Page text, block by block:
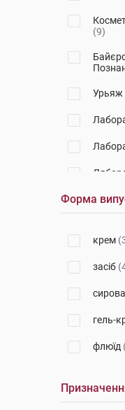
(9)
Урьяж
Форма
крем
засіб
гель-
флюїд